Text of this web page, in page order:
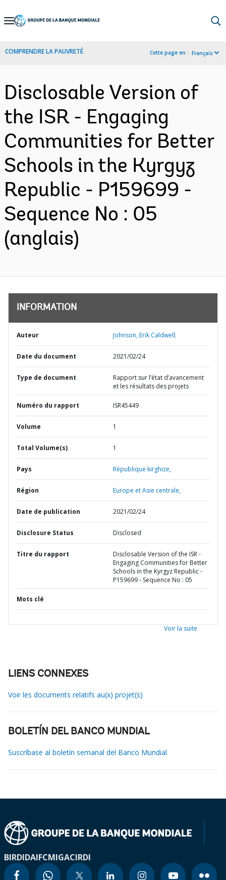
Skip
Navigation
COMPRENDRE LA PAUVRETÉ Cette page en : Français
Disclosable Version of
the ISR - Engaging
Communities for Better
Schools in the Kyrgyz
Republic - P159699 -
Sequence No : 05
(anglais)
INFORMATION
Auteur Johnson, Erik Caldwell;
Date du document 2021/02/24
Type de document
Rapport sur l’état d’avancement
et les résultats des projets
Numéro du rapport ISR45449
Volume 1
Total Volume(s) 1
Pays République kirghize,
Région Europe et Asie centrale,
Date de publication 2021/02/24
Disclosure Status Disclosed
Titre du rapport
Disclosable Version of the ISR -
Engaging Communities for Better
Schools in the Kyrgyz Republic -
P159699 - Sequence No : 05
Mots clé
Voir la suite
LIENS CONNEXES
Voir les documents relatifs au(x) projet(s)
BOLETÍN DEL BANCO MUNDIAL
Suscríbase al boletín semanal del Banco Mundial
BIRDIDAIFCMIGACIRDI